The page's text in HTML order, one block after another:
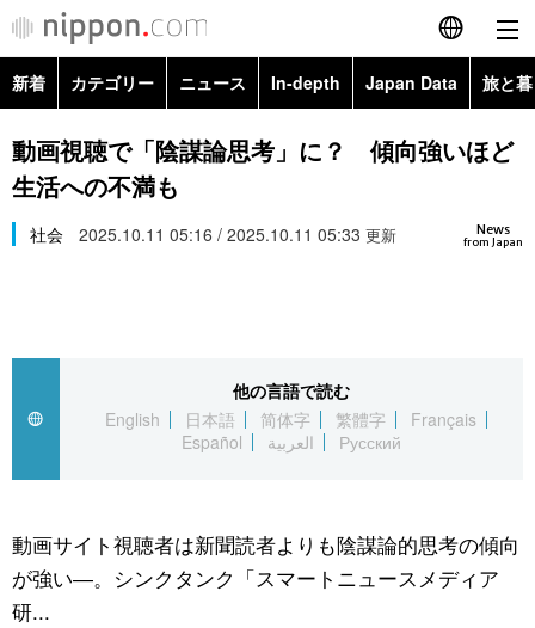
English
简体字
Русский
カテゴリー
経済・ビジネス
国際
文化
トップ
アーカイブ
In-depth
Japan Data
動画/Live
新着 カテゴリー ニュース In-depth Japan Data 旅と
政治・外交
経済・ビジネス
スポーツ・東京2020
Topics
動画視聴で「陰謀論思考」に？ 傾向強いほど
生活への不満も
News
from Japan
社会 2025.10.11 05:16 / 2025.10.11 05:33 更新
他の言語で読む
English
日本語 简体字 繁體字
Français
Español
العربية Русский
動画サイト視聴者は新聞読者よりも陰謀論的思考の傾向
が強い―。シンクタンク「スマートニュースメディア
研...